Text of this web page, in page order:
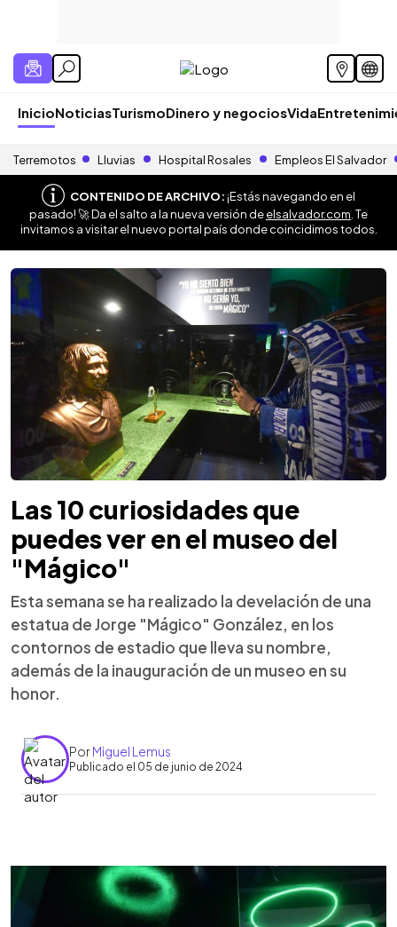
InicioNoticiasTurismoDinero y negociosVida
Terremotos Lluvias Hospital Rosales Empleos El Salvador
CONTENIDO DE ARCHIVO:¡Estás navegando en el
pasado! 🚀 Da el salto a la nueva versión deelsalvador.com . Te
invitamos a visitar el nuevo portal país donde coincidimos todos.
Las 10 curiosidades que
puedes ver en el museo del
"Mágico"
Esta semana se ha realizado la develación de una
estatua de Jorge "Mágico" González, en los
contornos de estadio que lleva su nombre,
además de la inauguración de un museo en su
honor.
PorMiguel Lemus
Publicado el 05 de junio de 2024
► Escuchar artículo